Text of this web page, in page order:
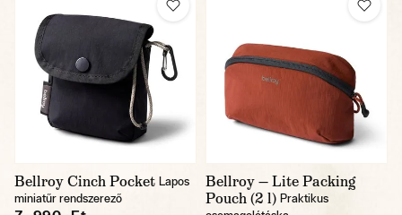
Bellroy Cinch Pocket Lapos
miniatűr rendszerező
Bellroy — Lite Packing
Pouch (2 l) Praktikus